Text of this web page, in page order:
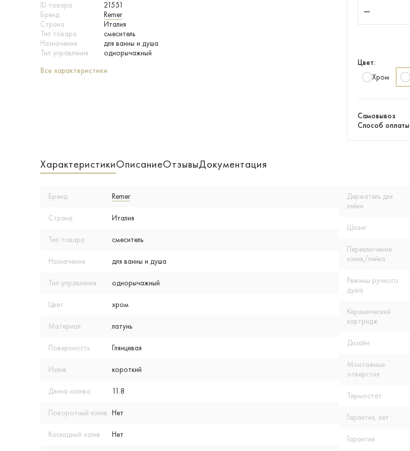
ID товара
21551
Бренд
Remer
Страна
Италия
Тип товара
смеситель
Назначение
для ванны и душа
Тип управления
однорычажный
Все характеристики
Цвет:
Хром
Самовывоз
Способ оплаты
ХарактеристикиОписаниеОтзывыДокументация
Бренд Remer
Страна Италия
Тип товара смеситель
Назначение для ванны и душа
Тип управления однорычажный
Цвет хром
Материал латунь
Поверхность Глянцевая
Излив короткий
Длина излива 11.8
Поворотный излив Нет
Каскадный излив Нет
Держатель для
лейки
Шланг
Переключение
излив/лейка
Режимы ручного
душа
Керамический
картридж
Дизайн
Монтажные
отверстия
Термостат
Гарантия, лет
Гарантия